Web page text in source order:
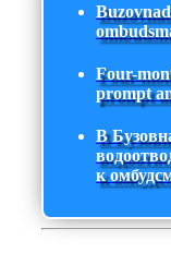
Four-
prompt
В
к